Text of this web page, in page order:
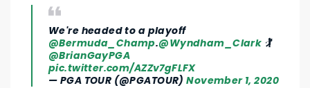
We're headed to a playoff
@Bermuda_Champ.@Wyndham_Clark 🏌
@BrianGayPGA
pic.twitter.com/AZZv7gFLFX
— PGA TOUR (@PGATOUR)November 1, 2020